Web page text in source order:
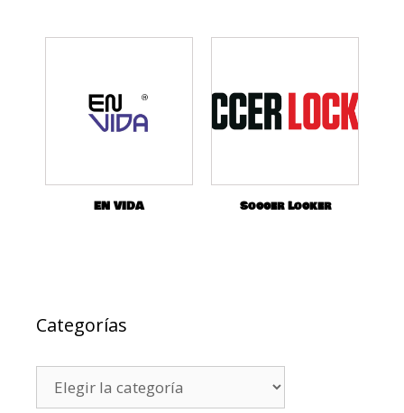
EN VIDA Soccer Locker
Categorías